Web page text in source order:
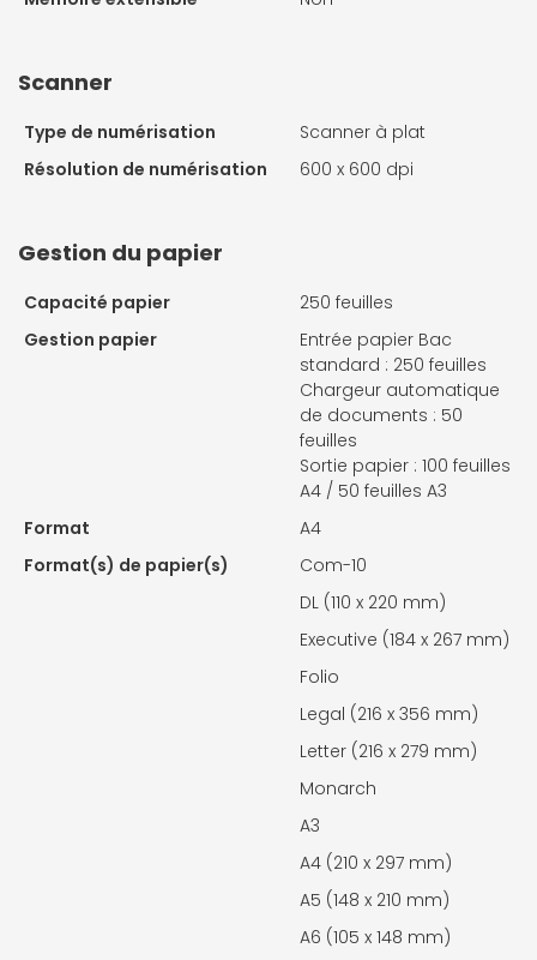
Scanner
Type de numérisation
Scanner à plat
Résolution de numérisation
600 x 600 dpi
Gestion du papier
Capacité papier
250 feuilles
Gestion papier
Entrée papier Bac
standard : 250 feuilles
Chargeur automatique
de documents : 50
feuilles
Sortie papier : 100 feuilles
A4 / 50 feuilles A3
Format
A4
Format(s) de papier(s)
Com-10
DL (110 x 220 mm)
Executive (184 x 267 mm)
Folio
Legal (216 x 356 mm)
Letter (216 x 279 mm)
Monarch
A3
A4 (210 x 297 mm)
A5 (148 x 210 mm)
A6 (105 x 148 mm)